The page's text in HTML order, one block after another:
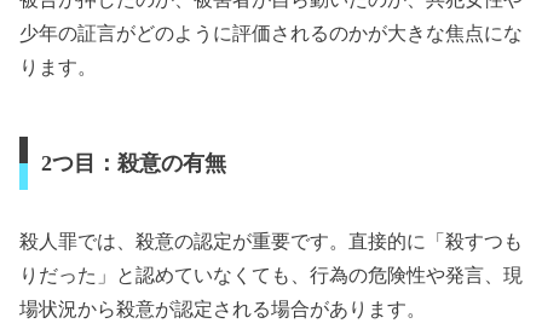
少年の証言がどのように評価されるのかが大きな焦点にな
ります。
2つ目：殺意の有無
殺人罪では、殺意の認定が重要です。直接的に「殺すつも
りだった」と認めていなくても、行為の危険性や発言、現
場状況から殺意が認定される場合があります。